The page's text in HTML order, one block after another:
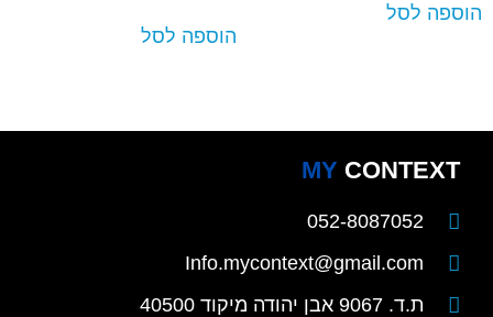
הוספה לסל
הוספה לסל
CONTEXT
MY
052-8087052
Info.mycontext@gmail.com
ת.ד. 9067 אבן יהודה מיקוד 40500